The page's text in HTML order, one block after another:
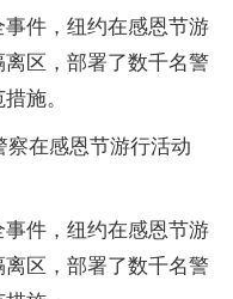
件，纽约在感恩节游
区，部署了数千名警
施。
察在感恩节游行活动
件，纽约在感恩节游
区，部署了数千名警